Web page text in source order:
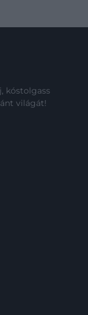
kóstolgass
világát!